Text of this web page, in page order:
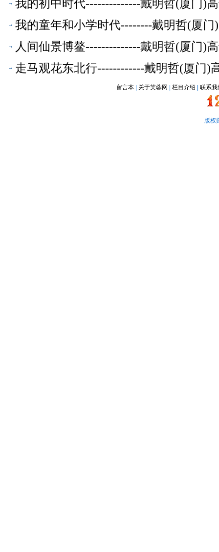
我的初中时代--------------戴明哲(厦门)
我的童年和小学时代--------戴明哲(厦
人间仙景博鳌--------------戴明哲(厦门)
走马观花东北行------------戴明哲(厦门)
留言本| 关于芙蓉网 栏目介绍 联系我
版权